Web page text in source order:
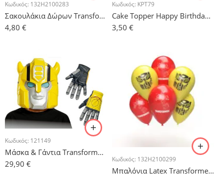
Κωδικός: 132H2100283
Σακουλάκια Δώρων Transformers – 10 τμχ.
4,80 €
Κωδικός: KPT79
Cake Topper Happy Birthday Μαύρο
3,50 €
Κωδικός: 121149
Μάσκα & Γάντια Transformers Bumblebee
29,90 €
Κωδικός: 132H2100299
Μπαλόνια Latex Transformers – 10 τμχ.